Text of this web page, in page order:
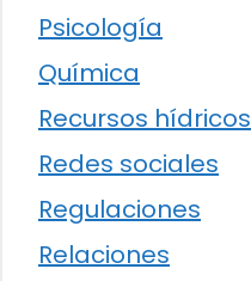
Psicología
Química
Recursos hídricos
Redes sociales
Regulaciones
Relaciones